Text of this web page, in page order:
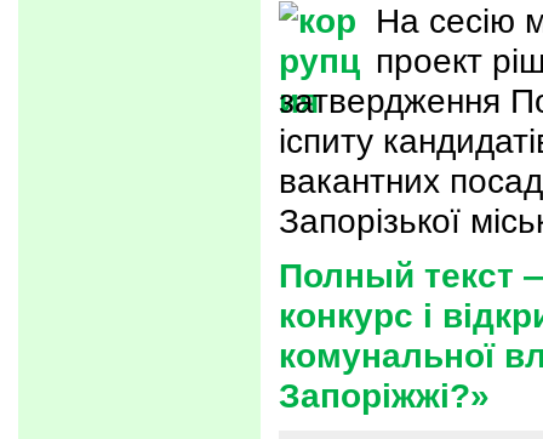
На сесію
проект
затвердження
iспиту
вакантних
Запорізької
Полный текст
конкурс і
комунальної
Запоріжжі?»